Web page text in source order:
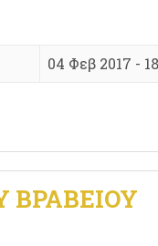
04 Φεβ 2017 -
ΒΡΑΒΕΙΟΥ